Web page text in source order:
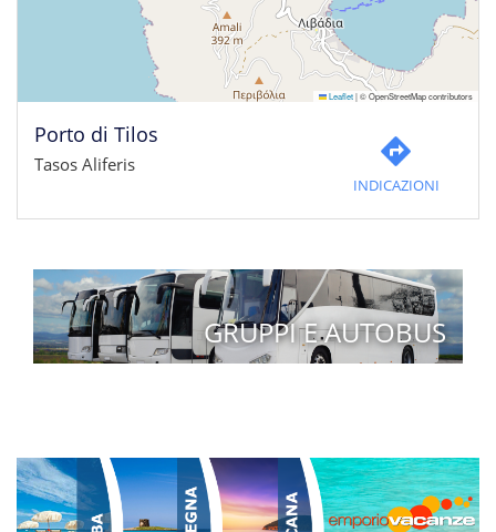
Leaflet|© OpenStreetMap contributors
Porto di Tilos
Tasos Aliferis
INDICAZIONI
GRUPPI E AUTOBUS